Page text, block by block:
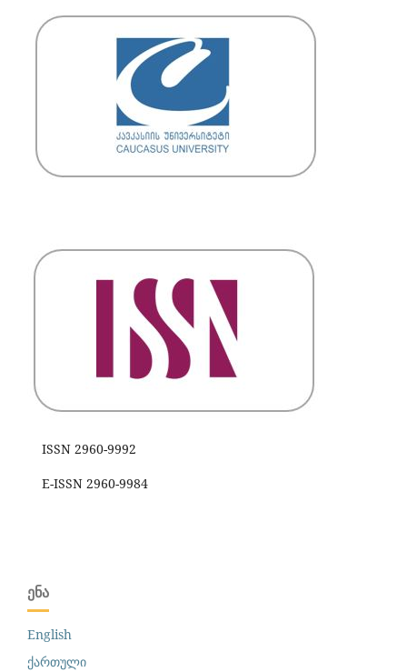
ISSN 2960-9992
E-ISSN 2960-9984
ᲔᲜᲐ
English
ქართული